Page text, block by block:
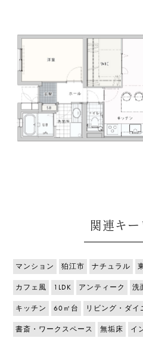
関連キ
マンション 狛江市 ナチュラル
カフェ風 1LDK アンティーク 洗
キッチン 60㎡台 リビング・ダイ
書斎・ワークスペース 無垢床 イ